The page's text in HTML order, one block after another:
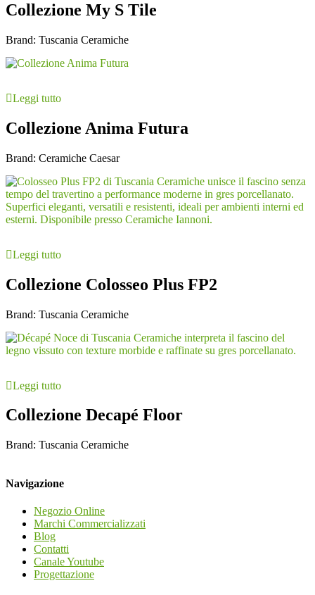
Collezione My S Tile
Brand: Tuscania Ceramiche
Leggi tutto
Collezione Anima Futura
Brand: Ceramiche Caesar
Leggi tutto
Collezione Colosseo Plus FP2
Brand: Tuscania Ceramiche
Leggi tutto
Collezione Decapé Floor
Brand: Tuscania Ceramiche
Navigazione
Negozio Online
Marchi Commercializzati
Blog
Contatti
Canale Youtube
Progettazione